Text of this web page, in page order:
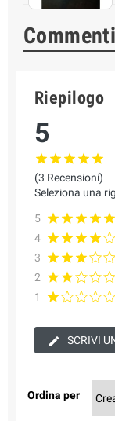
Commenti
Riepilogo
5
(3 Recensioni)
Seleziona una
5
4
3
2
1
SCRIVI
Ordina per